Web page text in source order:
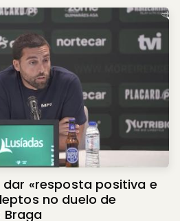
dar «resposta positiva e
no duelo de
Braga